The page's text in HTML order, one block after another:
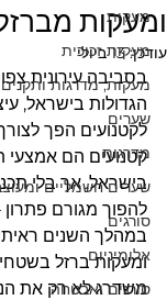
מעקות
מעקות זכוכית
מעקות, מדרגות ותקנים
שערים
מדרגות
שערים חשמליים
סורגים
אלומיניום
סורגים ואבטחה
ומעקות
עודכן:13 ביולי
בסביבה עירונית
הגדולות בישראל,
לקטנועים הפך
קטנועים הם
בישראל, אך בלי
להפוך מגורם פתרון
במהלך השנים
ומעקות ברזל
משדרג לא רק את